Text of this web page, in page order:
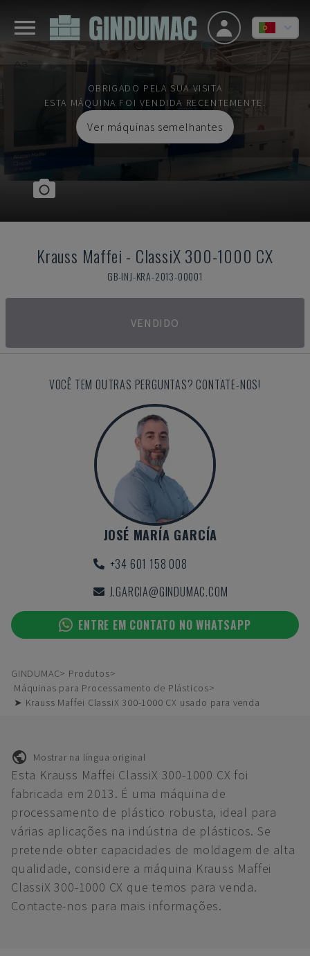
OBRIGADO PELA SUA VISITA
ESTA MÁQUINA FOI VENDIDA RECENTEMENTE.
Ver máquinas semelhantes
Krauss Maffei - ClassiX 300-1000 CX
GB-INJ-KRA-2013-00001
VENDIDO
VOCÊ TEM OUTRAS PERGUNTAS? CONTATE-NOS!
JOSÉ MARÍA GARCÍA
+34 601 158 008
J.GARCIA@GINDUMAC.COM
ENTRE EM CONTATO NO WHATSAPP
GINDUMAC
Produtos
Máquinas para Processamento de Plásticos
➤ Krauss Maffei ClassiX 300-1000 CX usado para venda
Mostrar na língua original
Esta Krauss Maffei ClassiX 300-1000 CX foi
fabricada em 2013. É uma máquina de
processamento de plástico robusta, ideal para
várias aplicações na indústria de plásticos. Se
pretende obter capacidades de moldagem de alta
qualidade, considere a máquina Krauss Maffei
ClassiX 300-1000 CX que temos para venda.
Contacte-nos para mais informações.